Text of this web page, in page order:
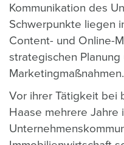
Kommunikation des
Schwerpunkte liegen
Content- und Online-
strategischen
Marketingmaßnahmen.
Vor ihrer Tätigkeit bei
Haase mehrere Jahre